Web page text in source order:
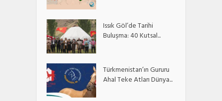
Issık Göl’de Tarihi
Buluşma: 40 Kutsal...
Türkmenistan’ın Gururu
Ahal Teke Atları Dünya...